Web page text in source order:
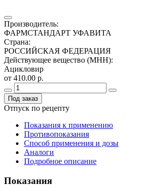
Производитель:
ФАРМСТАНДАРТ УФАВИТА
Страна:
РОССИЙСКАЯ ФЕДЕРАЦИЯ
Действующее вещество (МНН):
Ацикловир
от 410.00 р.
Под заказ
Отпуск по рецепту
Показания к применению
Противопоказания
Способ применения и дозы
Аналоги
Подробное описание
Показания